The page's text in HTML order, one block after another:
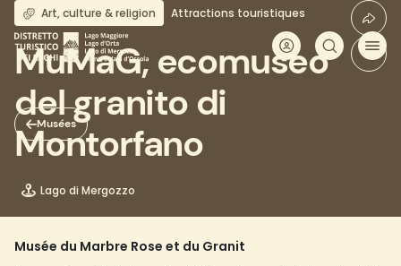
Aller
au
contenu
principal
Musées
Art, culture & religion Attractions touristiques
MuMaG, ecomuseo
del granito di
Montorfano
Lago di Mergozzo
Musée du Marbre Rose et du Granit